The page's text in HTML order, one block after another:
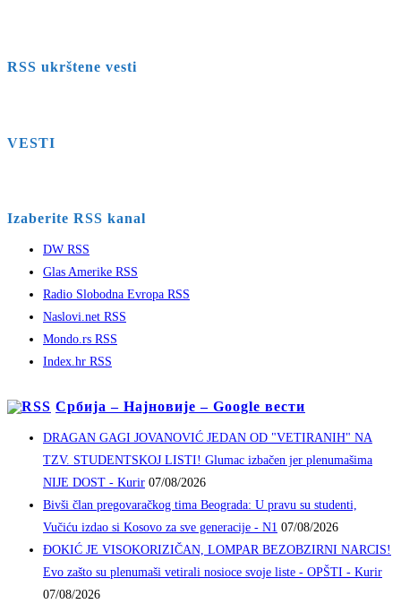
RSS ukrštene vesti
VESTI
Izaberite RSS kanal
DW RSS
Glas Amerike RSS
Radio Slobodna Evropa RSS
Naslovi.net RSS
Mondo.rs RSS
Index.hr RSS
Србија – Најновије – Google вести
DRAGAN GAGI JOVANOVIĆ JEDAN OD "VETIRANIH" NA
TZV. STUDENTSKOJ LISTI! Glumac izbačen jer plenumašima
NIJE DOST - Kurir 07/08/2026
Bivši član pregovaračkog tima Beograda: U pravu su studenti,
Vučiću izdao si Kosovo za sve generacije - N1 07/08/2026
ĐOKIĆ JE VISOKORIZIČAN, LOMPAR BEZOBZIRNI NARCIS!
Evo zašto su plenumaši vetirali nosioce svoje liste - OPŠTI - Kurir
07/08/2026